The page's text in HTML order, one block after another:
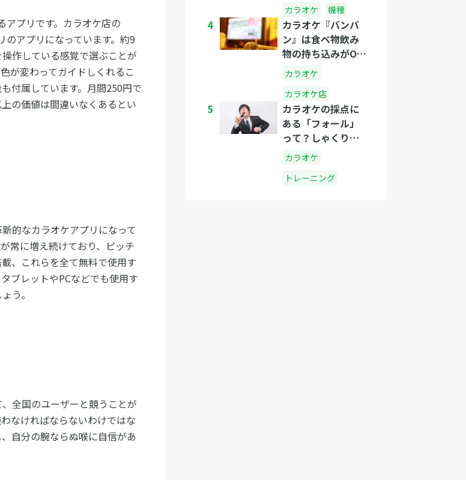
アプリです。カラオケ店の
のアプリになっています。約9
作している感覚で選ぶことが
が変わってガイドしくれるこ
付属しています。月間250円で
の価値は間違いなくあるとい
的なカラオケアプリになって
常に増え続けており、ピッチ
、これらを全て無料で使用す
ブレットやPCなどでも使用す
う。
全国のユーザーと競うことが
なければならないわけではな
自分の腕ならぬ喉に自信があ
カラオケ 機種
4
カラオケ『バンバ
ン』は食べ物飲み
物の持ち込みがOK
なのか？
カラオケ
カラオケ店
5
カラオケの採点に
ある「フォール」
って？しゃくりと
は？
カラオケ
トレーニング